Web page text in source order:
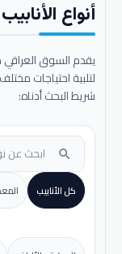
أنواع
يقدم السوق
لتلبية احتياجات
شريط البحث أدناه:
search
كل الأنابيب